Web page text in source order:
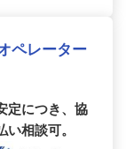
ペレーター
定につき、協
相談可。